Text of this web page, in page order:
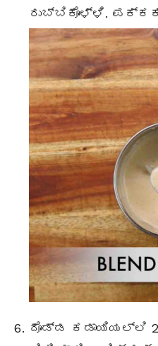
ರುಬ್ಬಿಕೊಳ್ಳಿ.
ದೊಡ್ಡ ಕಡಾಯಿಯಲ್ಲಿ